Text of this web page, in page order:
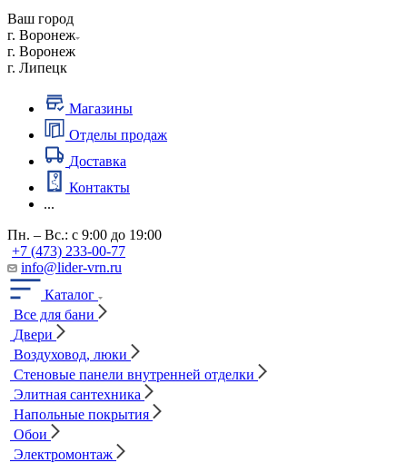
Ваш город
г. Воронеж
г. Воронеж
г. Липецк
Магазины
Отделы продаж
Доставка
Контакты
...
Пн. – Вс.: с 9:00 до 19:00
+7 (473) 233-00-77
info@lider-vrn.ru
Каталог
Все для бани
Двери
Воздуховод, люки
Стеновые панели внутренней отделки
Элитная сантехника
Напольные покрытия
Обои
Электромонтаж